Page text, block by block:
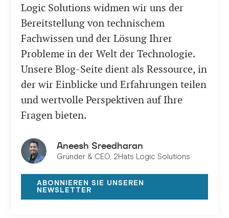
Logic Solutions widmen wir uns der
Bereitstellung von technischem
Fachwissen und der Lösung Ihrer
Probleme in der Welt der Technologie.
Unsere Blog-Seite dient als Ressource, in
der wir Einblicke und Erfahrungen teilen
und wertvolle Perspektiven auf Ihre
Fragen bieten.
Aneesh Sreedharan
Gründer & CEO, 2Hats Logic Solutions
ABONNIEREN SIE UNSEREN
NEWSLETTER